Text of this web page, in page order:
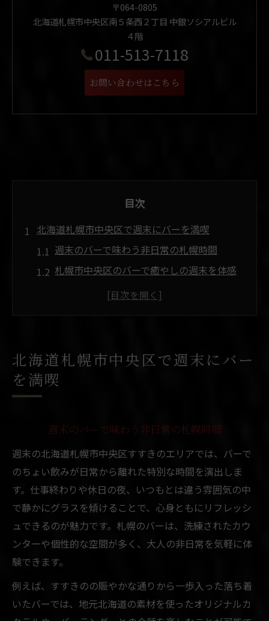
〒064-0805
北海道札幌市中央区南５条西２丁目 中銀ソシアルビル
４階
011-513-7118
お問い合わせはこちら
目次
北海道札幌市中央区で週末にバーを満喫
週末のバーで味わう非日常の札幌時間
札幌市中央区のバーで癒やしの週末を体感
すすきのでバー巡りが週末の新定番に変わ
ごし方
すすきので味わう立ち飲みバー体験の魅力
由
すすきの立ち飲みバーで一人時間を満喫す
るコツ
バー文化を気軽に体験できる札幌の魅力
すすきのの立ち飲みバーで味わうちょい飲
み体験
仕事帰りに立ち寄りたいすすきのバーの選
び方
ちょい飲み希望なら札幌バーで気軽に一杯
札幌バーで叶うちょい飲みの楽しみ方とは
北海道札幌市中央区で週末にバー
を満喫
週末のバーで味わう非日常の札幌時間
週末の北海道札幌市中央区すすきのエリアでは、バーで
のちょい飲みが日常から離れた特別な時間を演出しま
す。仕事終わりや休日の夜、いつもとは違う雰囲気の中
で静かにグラスを傾けることで、心身ともにリフレッシ
ュできるのが魅力です。札幌のバーは、洗練されたカウ
ンターや個性的な空間が多く、大人の非日常を気軽に体
験できます。
例えば、すすきのの賑やかな通りから一歩入った落ち着
いたバーでは、地元北海道の素材を使ったオリジナルカ